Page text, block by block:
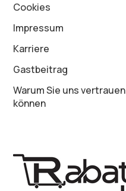
Cookies
Impressum
Karriere
Gastbeitrag
Warum Sie uns vertrauen
können